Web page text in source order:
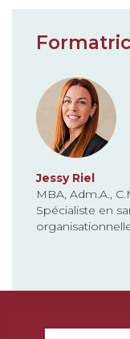
Jessy Riel
MBA, Adm.A.,
Spécialiste en